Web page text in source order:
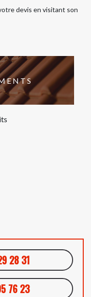
devis en visitant son
28 31
76 23